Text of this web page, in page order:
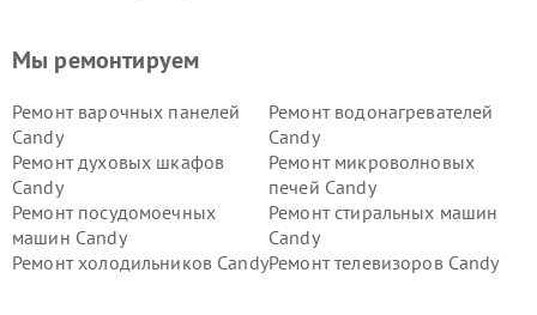
Мы ремонтируем
Ремонт варочных панелей
Candy
Ремонт водонагревателей
Candy
Ремонт духовых шкафов
Candy
Ремонт микроволновых
печей Candy
Ремонт посудомоечных
машин Candy
Ремонт стиральных машин
Candy
Ремонт холодильников CandyРемонт телевизоров Candy